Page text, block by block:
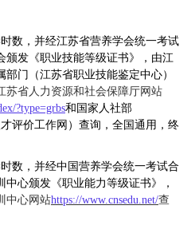
数，并经江苏省营养学会统一考试
发《职业技能等级证书》， 由江
门（江苏省职业技能鉴定中心）
苏省人力资源和社会保障厅网站
?type=grbs和国家人社部
才评价工作网 ）查询，全国通用，终
数，并经中国营养学会统一考试合
心颁发《职业能力等级证书》，
中心网站https://www.cnsedu.net/查